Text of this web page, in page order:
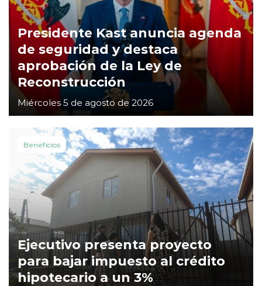
Presidente Kast anuncia agenda
de seguridad y destaca
aprobación de la Ley de
Reconstrucción
Miércoles 5 de agosto de 2026
Beneficios
Ejecutivo presenta proyecto
para bajar impuesto al crédito
hipotecario a un 3%